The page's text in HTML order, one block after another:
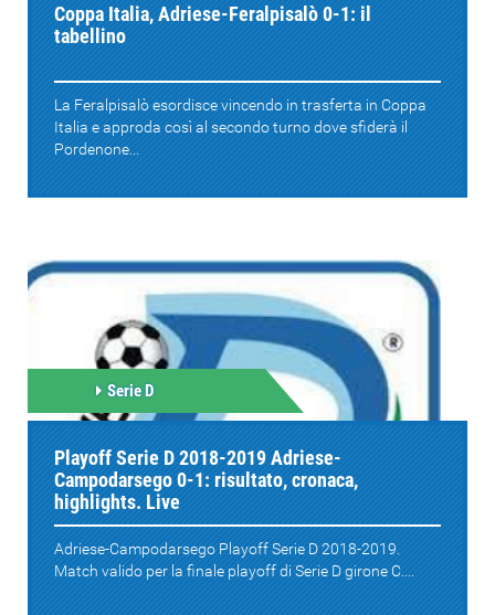
Coppa Italia, Adriese-Feralpisalò 0-1: il
tabellino
La Feralpisalò esordisce vincendo in trasferta in Coppa
Italia e approda così al secondo turno dove sfiderà il
Pordenone...
Serie D
Playoff Serie D 2018-2019 Adriese-
Campodarsego 0-1: risultato, cronaca,
highlights. Live
Adriese-Campodarsego Playoff Serie D 2018-2019.
Match valido per la finale playoff di Serie D girone C....